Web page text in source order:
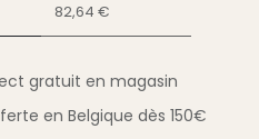
82,64 €
gratuit en magasin
en Belgique dès 150€